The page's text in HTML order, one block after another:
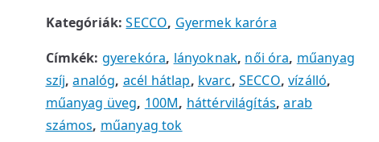
Kategóriák:SECCO, Gyermek karóra
Címkék: gyerekóra, lányoknak, női óra, műanyag
szíj,analóg, acél hátlap, kvarc, SECCO,vízálló,
műanyag üveg, 100M, háttérvilágítás,arab
számos, műanyag tok